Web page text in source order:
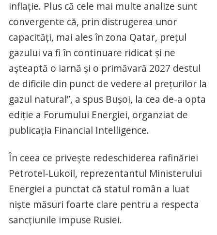
inflaţie. Plus că cele mai multe analize sunt
convergente că, prin distrugerea unor
capacităţi, mai ales în zona Qatar, preţul
gazului va fi în continuare ridicat şi ne
aşteaptă o iarnă şi o primăvară 2027 destul
de dificile din punct de vedere al preţurilor la
gazul natural”, a spus Buşoi, la cea de-a opta
ediţie a Forumului Energiei, organziat de
publicația Financial Intelligence.
În ceea ce priveşte redeschiderea rafinăriei
Petrotel-Lukoil, reprezentantul Ministerului
Energiei a punctat că statul român a luat
nişte măsuri foarte clare pentru a respecta
sancţiunile impuse Rusiei.